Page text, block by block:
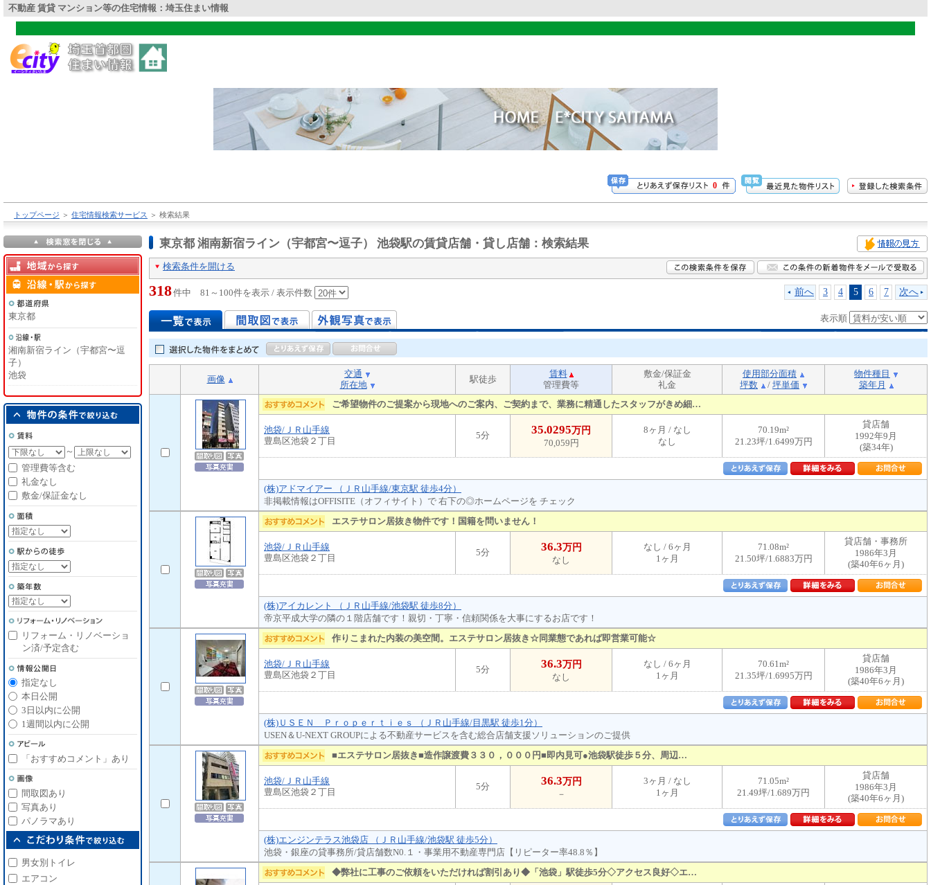
不動産 賃貸 マンション等の住宅情報：埼玉住まい情報
0
トップページ ＞ 住宅情報検索サービス ＞ 検索結果
東京都 湘南新宿ライン（宇都宮〜逗子） 池袋駅の賃貸店舗・貸し店舗 ：検索結果
検索条件を開ける
318件中 81～100件を表示 / 表示件数 前へ 3 4 5 6 7 次へ
表示順
画像
交通
所在地
駅徒歩
賃料
管理費等
敷金/保証金
礼金
使用部分面積
坪数
/ 坪単価
物件種目
築年月
ご希望物件のご提案から現地へのご案内、ご契約まで、業務に精通したスタッフがきめ細…
池袋/ＪＲ山手線
豊島区池袋２丁目
5分 35.0295万円
70,059円
8ヶ月 / なし
なし
70.19m²
21.23坪/1.6499万円
貸店舗
1992年9月
(築34年)
(株)アドマイアー （ＪＲ山手線/東京駅 徒歩4分）
非掲載情報はOFFISITE（オフィサイト）で 右下の◎ホームページを チェック
エステサロン居抜き物件です！国籍を問いません！
池袋/ＪＲ山手線
豊島区池袋２丁目
5分 36.3万円
なし
なし / 6ヶ月
1ヶ月
71.08m²
21.50坪/1.6883万円
貸店舗・事務所
1986年3月
(築40年6ヶ月)
(株)アイカレント （ＪＲ山手線/池袋駅 徒歩8分）
帝京平成大学の隣の１階店舗です！親切・丁寧・信頼関係を大事にするお店です！
作りこまれた内装の美空間。エステサロン居抜き☆同業態であれば即営業可能☆
池袋/ＪＲ山手線
豊島区池袋２丁目
5分 36.3万円
なし
なし / 6ヶ月
1ヶ月
70.61m²
21.35坪/1.6995万円
貸店舗
1986年3月
(築40年6ヶ月)
(株)ＵＳＥＮ Ｐｒｏｐｅｒｔｉｅｓ （ＪＲ山手線/目黒駅 徒歩1分）
USEN＆U-NEXT GROUPによる不動産サービスを含む総合店舗支援ソリューションのご提供
■エステサロン居抜き■造作譲渡費３３０，０００円■即内見可●池袋駅徒歩５分、周辺…
池袋/ＪＲ山手線
豊島区池袋２丁目
5分 36.3万円
－
3ヶ月 / なし
1ヶ月
71.05m²
21.49坪/1.689万円
貸店舗
1986年3月
(築40年6ヶ月)
(株)エンジンテラス池袋店 （ＪＲ山手線/池袋駅 徒歩5分）
池袋・銀座の貸事務所/貸店舗数N0.１・事業用不動産専門店【リピーター率48.8％】
◆弊社に工事のご依頼をいただければ割引あり◆「池袋」駅徒歩5分◇アクセス良好◇エ…
東京都
湘南新宿ライン（宇都宮〜逗
子）
池袋
～
管理費等含む
礼金なし
敷金/保証金なし
リフォーム・リノベーショ
ン済/予定含む
指定なし
本日公開
3日以内に公開
1週間以内に公開
「おすすめコメント」あり
間取図あり
写真あり
パノラマあり
男女別トイレ
エアコン